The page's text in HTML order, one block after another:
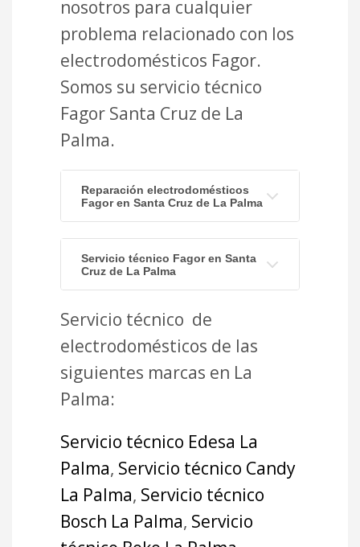
nosotros para cualquier
problema relacionado con los
electrodomésticos Fagor.
Somos su servicio técnico
Fagor Santa Cruz de La
Palma.
Reparación electrodomésticos
Fagor en Santa Cruz de La Palma
Servicio técnico Fagor en Santa
Cruz de La Palma
Servicio técnico de
electrodomésticos de las
siguientes marcas en La
Palma:
Servicio técnico Edesa La
Palma, Servicio técnico Candy
La Palma, Servicio técnico
Bosch La Palma, Servicio